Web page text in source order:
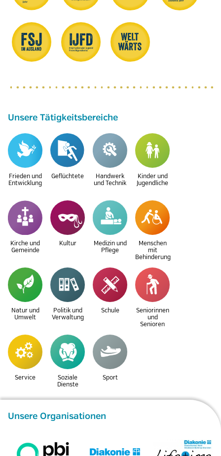
Unsere Tätigkeitsbereiche
Frieden und
Entwicklung
Geflüchtete
Handwerk
und Technik
Kinder und
Jugendliche
Kirche und
Gemeinde
Kultur
Medizin und
Pflege
Menschen
mit
Behinderung
Natur und
Umwelt
Politik und
Verwaltung
Schule
Seniorinnen
und
Senioren
Service
Soziale
Dienste
Sport
Unsere Organisationen